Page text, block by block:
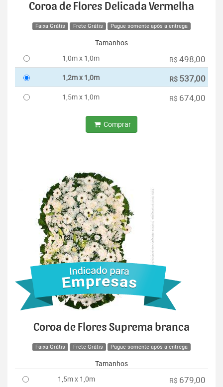
Coroa de Flores Delicada Vermelha
Faixa Grátis Frete Grátis Pague somente após a entrega
Tamanhos
1,0m x 1,0m
R$ 498,00
1,2m x 1,0m R$ 537,00
1,5m x 1,0m R$ 674,00
Comprar
Coroa de Flores Suprema branca
Faixa Grátis Frete Grátis Pague somente após a entrega
Tamanhos
1,5m x 1,0m
R$ 679,00